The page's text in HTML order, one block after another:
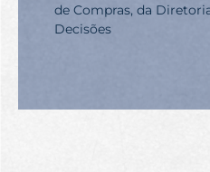
de Compras, da
Decisões